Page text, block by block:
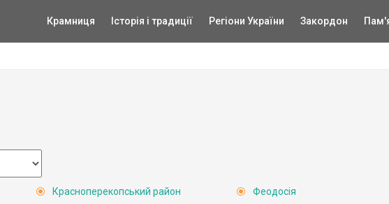
Крамниця Історія і традиції Регіони України Закордон
Красноперекопський район
Феодосія